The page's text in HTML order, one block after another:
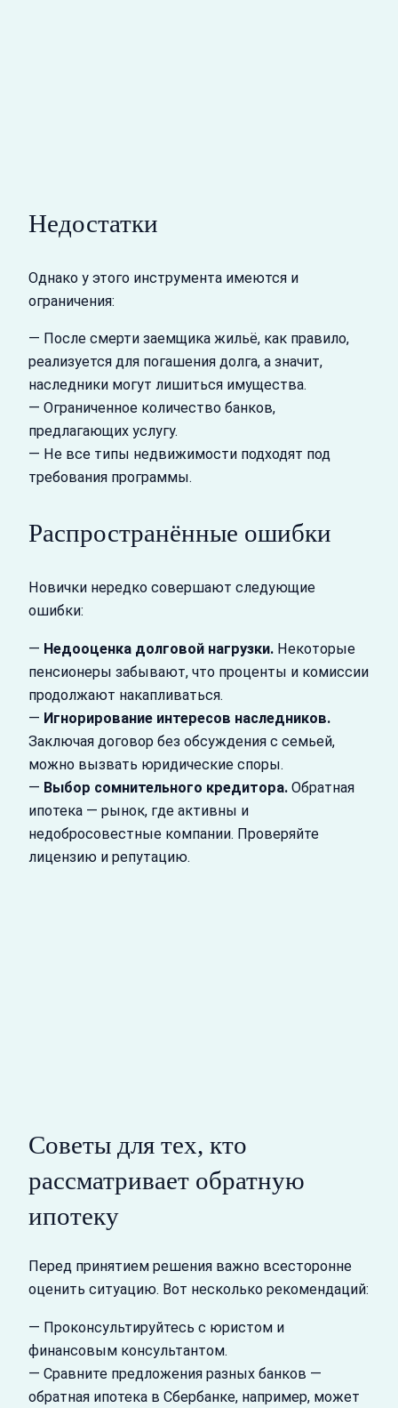
Недостатки
Однако у этого инструмента имеются и
ограничения:
— После смерти заемщика жильё, как правило,
реализуется для погашения долга, а значит,
наследники могут лишиться имущества.
— Ограниченное количество банков,
предлагающих услугу.
— Не все типы недвижимости подходят под
требования программы.
Распространённые ошибки
Новички нередко совершают следующие
ошибки:
— Недооценка долговой нагрузки. Некоторые
пенсионеры забывают, что проценты и комиссии
продолжают накапливаться.
— Игнорирование интересов наследников.
Заключая договор без обсуждения с семьей,
можно вызвать юридические споры.
— Выбор сомнительного кредитора. Обратная
ипотека — рынок, где активны и
недобросовестные компании. Проверяйте
лицензию и репутацию.
Советы для тех, кто
рассматривает обратную
ипотеку
Перед принятием решения важно всесторонне
оценить ситуацию. Вот несколько рекомендаций:
— Проконсультируйтесь с юристом и
финансовым консультантом.
— Сравните предложения разных банков —
обратная ипотека в Сбербанке, например, может